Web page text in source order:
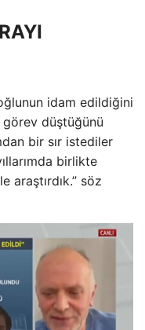
idam edildiğini
düştüğünü
bir sır istediler
birlikte
araştırdık.” söz